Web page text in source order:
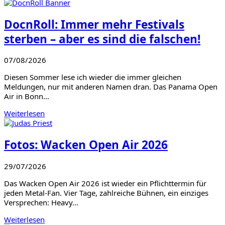
DocnRoll: Immer mehr Festivals
sterben – aber es sind die falschen!
07/08/2026
Diesen Sommer lese ich wieder die immer gleichen
Meldungen, nur mit anderen Namen dran. Das Panama Open
Air in Bonn…
Weiterlesen
Fotos: Wacken Open Air 2026
29/07/2026
Das Wacken Open Air 2026 ist wieder ein Pflichttermin für
jeden Metal-Fan. Vier Tage, zahlreiche Bühnen, ein einziges
Versprechen: Heavy…
Weiterlesen